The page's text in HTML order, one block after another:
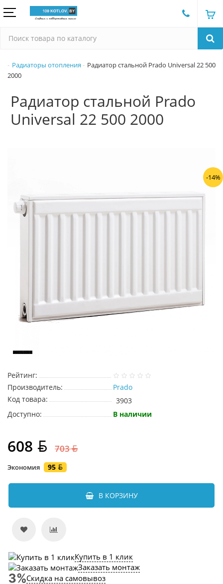
Радиаторы отопления
Радиатор стальной Prado Universal 22 500
2000
Радиатор стальной Prado
Universal 22 500 2000
-14%
Рейтинг:
Производитель:
Prado
Код товара:
3903
Доступно:
В наличии
608 703
Экономия 95
В КОРЗИНУ
Купить в 1 клик
Заказать монтаж
Скидка на самовывоз